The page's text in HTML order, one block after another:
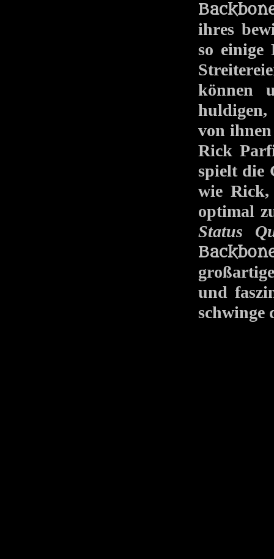
ihres
so einige
können
huldigen,
von
Rick
spielt die
wie
optimal
Status
und
schwinge